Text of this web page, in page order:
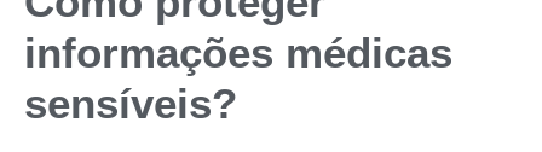
informações médicas
sensíveis?